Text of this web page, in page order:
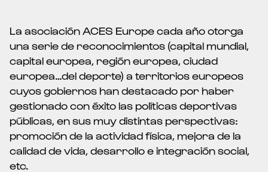
La asociación ACES Europe cada año otorga
una serie de reconocimientos (capital mundial,
capital europea, región europea, ciudad
europea…del deporte) a territorios europeos
cuyos gobiernos han destacado por haber
gestionado con éxito las políticas deportivas
públicas, en sus muy distintas perspectivas:
promoción de la actividad física, mejora de la
calidad de vida, desarrollo e integración social,
etc.